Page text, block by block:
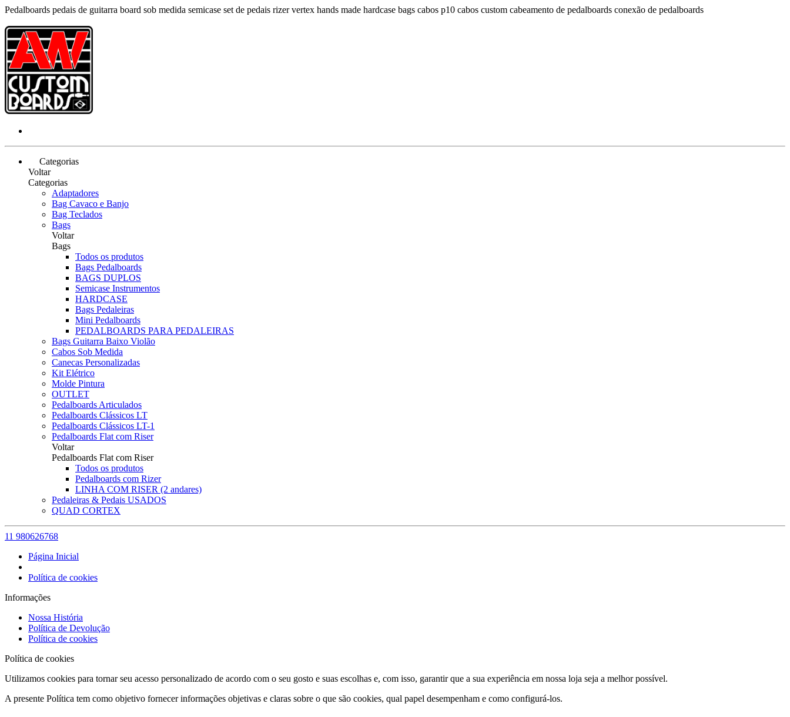
Pedalboards pedais de guitarra board sob medida semicase set de pedais rizer vertex hands made hardcase bags cabos p10 cabos custom cabeamento de pedalboards conexão de pedalboards
Categorias
Voltar
Categorias
Adaptadores
Bag Cavaco e Banjo
Bag Teclados
Bags
Voltar
Bags
Todos os produtos
Bags Pedalboards
BAGS DUPLOS
Semicase Instrumentos
HARDCASE
Bags Pedaleiras
Mini Pedalboards
PEDALBOARDS PARA PEDALEIRAS
Bags Guitarra Baixo Violão
Cabos Sob Medida
Canecas Personalizadas
Kit Elétrico
Molde Pintura
OUTLET
Pedalboards Articulados
Pedalboards Clássicos LT
Pedalboards Clássicos LT-1
Pedalboards Flat com Riser
Voltar
Pedalboards Flat com Riser
Todos os produtos
Pedalboards com Rizer
LINHA COM RISER (2 andares)
Pedaleiras & Pedais USADOS
QUAD CORTEX
11 980626768
Página Inicial
Política de cookies
Informações
Nossa História
Política de Devolução
Política de cookies
Política de cookies
Utilizamos cookies para tornar seu acesso personalizado de acordo com o seu gosto e suas escolhas e, com isso, garantir que a sua experiência em nossa loja seja a melhor possível.
A presente Política tem como objetivo fornecer informações objetivas e claras sobre o que são cookies, qual papel desempenham e como configurá-los.